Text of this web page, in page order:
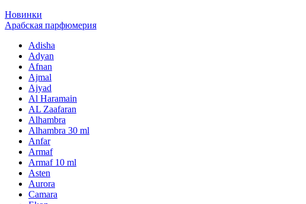
Новинки
Арабская парфюмерия
Adisha
Adyan
Afnan
Ajmal
Ajyad
Al Haramain
AL Zaafaran
Alhambra
Alhambra 30 ml
Anfar
Armaf
Armaf 10 ml
Asten
Aurora
Camara